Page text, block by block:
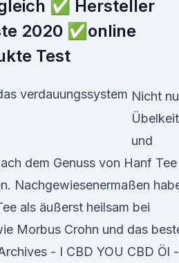
✅ Hersteller
2020 ✅online
Test
Nicht
Übelkeit
und
dem Genuss von Hanf Tee
Nachgewiesenermaßen
als äußerst heilsam bei
Morbus Crohn und das
- I CBD YOU CBD Öl